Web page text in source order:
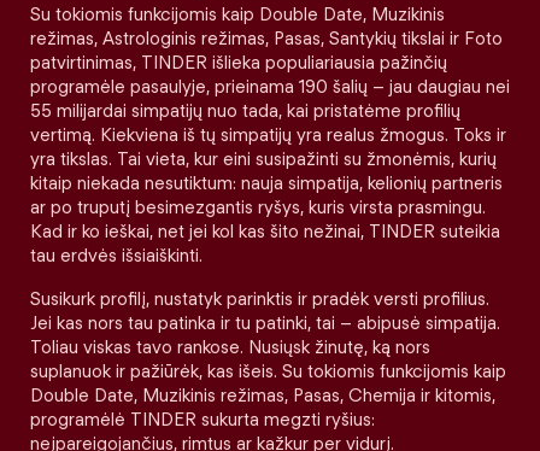
Su tokiomis funkcijomis kaip Double Date, Muzikinis
režimas, Astrologinis režimas, Pasas, Santykių tikslai ir Foto
patvirtinimas, TINDER išlieka populiariausia pažinčių
programėle pasaulyje, prieinama 190 šalių – jau daugiau nei
55 milijardai simpatijų nuo tada, kai pristatėme profilių
vertimą. Kiekviena iš tų simpatijų yra realus žmogus. Toks ir
yra tikslas. Tai vieta, kur eini susipažinti su žmonėmis, kurių
kitaip niekada nesutiktum: nauja simpatija, kelionių partneris
ar po truputį besimezgantis ryšys, kuris virsta prasmingu.
Kad ir ko ieškai, net jei kol kas šito nežinai, TINDER suteikia
tau erdvės išsiaiškinti.
Susikurk profilį, nustatyk parinktis ir pradėk versti profilius.
Jei kas nors tau patinka ir tu patinki, tai – abipusė simpatija.
Toliau viskas tavo rankose. Nusiųsk žinutę, ką nors
suplanuok ir pažiūrėk, kas išeis. Su tokiomis funkcijomis kaip
Double Date, Muzikinis režimas, Pasas, Chemija ir kitomis,
programėlė TINDER sukurta megzti ryšius:
neįpareigojančius, rimtus ar kažkur per vidurį.